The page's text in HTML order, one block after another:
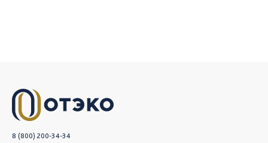
8 (800) 200-34-34